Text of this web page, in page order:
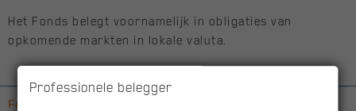
Professionele belegger
Het Fonds belegt voornamelijk in obligaties van
opkomende markten in lokale valuta.
Fondsfeiten